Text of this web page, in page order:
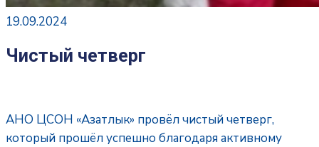
19.09.2024
Чистый четверг
АНО ЦСОН «Азатлык» провёл чистый четверг,
который прошёл успешно благодаря активному